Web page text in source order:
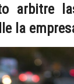
arbitre
la